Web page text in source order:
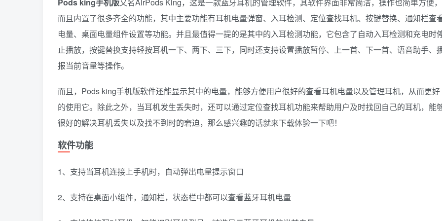
而且内置了很多齐全的功能，其中主要功能有耳机电量弹窗、入耳检测、定位查找耳机、按键替换、通知栏查
电量、桌面电量组件设置等功能。并且最值得一提的是其中的入耳检测功能，它包含了自动入耳检测和充电时
止播放，按键替换支持轻按耳机一下、两下、三下，同时还支持设置播放暂停、上一首、下一首、语音助手、
报当前音量等操作。
而且，Pods king手机版软件还能显示其中的电量，能够方便用户很好的查看耳机电量以及管理耳机，从而更好
的使用它。除此之外，当耳机发生丢失时，还可以通过定位查找耳机功能来帮助用户及时找回自己的耳机，能
很好的解决耳机丢失以及找不到时的窘迫，那么感兴趣的话就来下载体验一下吧！
软件功能
1、支持当耳机连接上手机时，自动弹出电量提示窗口
2、支持在桌面小组件，通知栏，状态栏中都可以查看蓝牙耳机电量